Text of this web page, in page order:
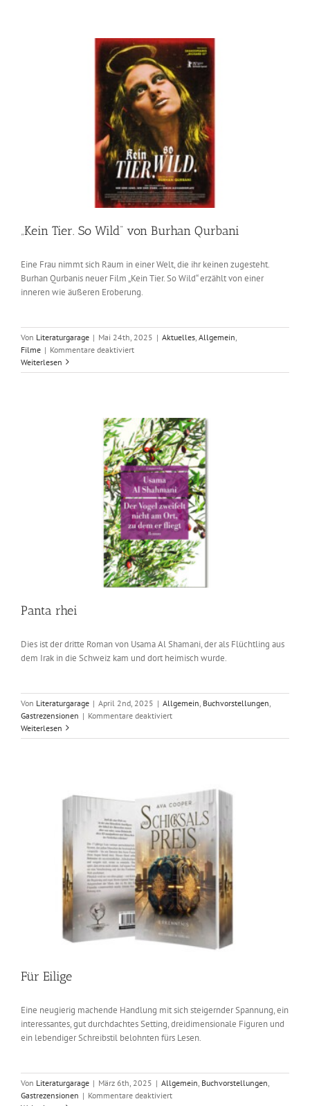
„Kein Tier. So Wild“ von Burhan Qurbani
Eine Frau nimmt sich Raum in einer Welt, die ihr keinen zugesteht.
Burhan Qurbanis neuer Film „Kein Tier. So Wild“ erzählt von einer
inneren wie äußeren Eroberung.
Von Literaturgarage | Mai 24th, 2025 | Aktuelles Allgemein
Filme | Kommentare deaktiviertfür
Tier.
Burhan
Qurbani
Weiterlesen
Panta rhei
Dies ist der dritte Roman von Usama Al Shamani, der als Flüchtling aus
dem Irak in die Schweiz kam und dort heimisch wurde.
Von Literaturgarage | April 2nd, 2025 | Allgemein Buchvorstellungen
Gastrezensionen | Kommentare deaktiviertfür
rhei
Weiterlesen
Für Eilige
Eine neugierig machende Handlung mit sich steigernder Spannung, ein
interessantes, gut durchdachtes Setting, dreidimensionale Figuren und
ein lebendiger Schreibstil belohnten fürs Lesen.
Von Literaturgarage | März 6th, 2025 | Allgemein Buchvorstellungen
Gastrezensionen | Kommentare deaktiviertfür